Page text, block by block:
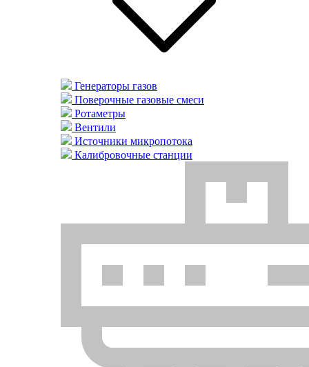
Генераторы газов
Поверочные газовые смеси
Ротаметры
Вентили
Источники микропотока
Калибровочные станции